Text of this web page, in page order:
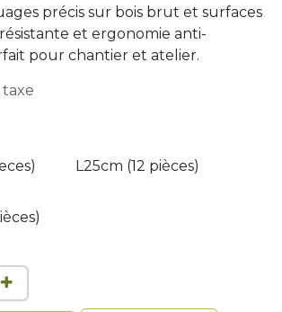
précis sur bois brut et surfaces
et ergonomie anti-
pour chantier et atelier.
taxe
L25cm (12 pièces)